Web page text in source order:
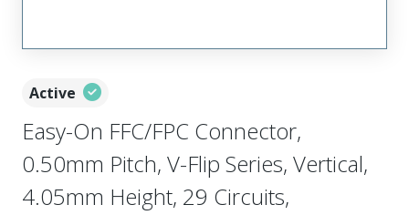
Active
Easy-On FFC/FPC Connector,
0.50mm Pitch, V-Flip Series, Vertical,
4.05mm Height, 29 Circuits,